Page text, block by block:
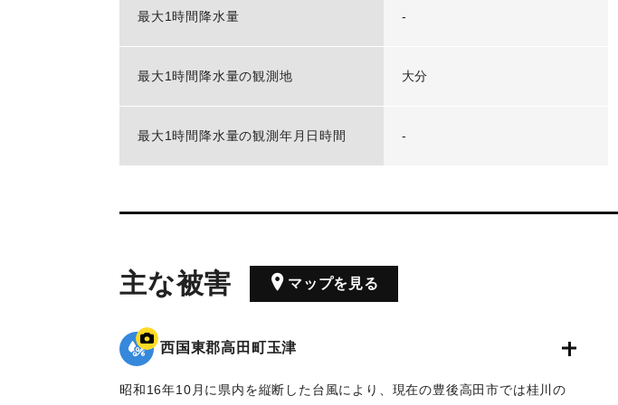
最大1時間降水量 -
最大1時間降水量の観測地 大分
最大1時間降水量の観測年月日時間 -
主な被害 マップを見る
西国東郡高田町玉津
昭和16年10月に県内を縦断した台風により、現在の豊後高田市では桂川の